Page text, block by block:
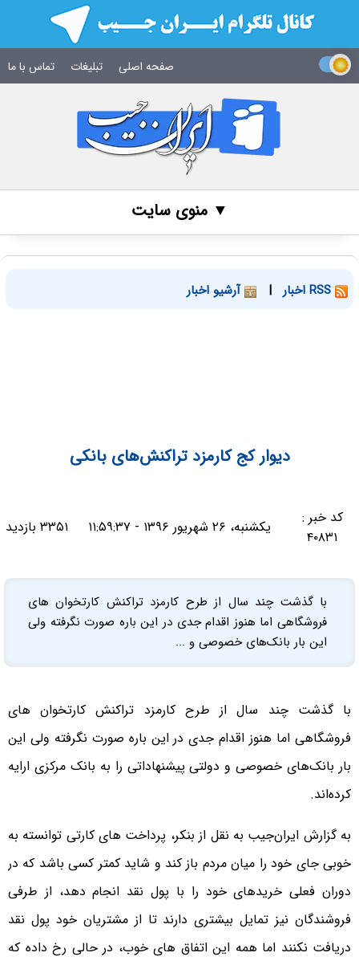
صفحه اصلی تبلیغات تماس با ما
▼ منوی سایت
| آرشیو اخبار
دیوار کج کارمزد تراکنش‌های بانکی
کد خبر :
۴۰۸۳۱
یکشنبه، ۲۶ شهریور ۱۳۹۶ - ۱۱:۵۹:۳۷ ۳۳۵۱ بازدید
با گذشت چند سال از طرح کارمزد تراکنش کارتخوان های
فروشگاهی اما هنوز اقدام جدی در این باره صورت نگرفته ولی
این بار بانک‌های خصوصی و ...
با گذشت چند سال از طرح کارمزد تراکنش کارتخوان های
فروشگاهی اما هنوز اقدام جدی در این باره صورت نگرفته ولی این
بار بانک‌های خصوصی و دولتی پیشنهاداتی را به بانک مرکزی ارایه
کرده‌اند.
به گزارش ایران‌جیب به نقل از بنکر، پرداخت های کارتی توانسته به
خوبی جای خود را میان مردم باز کند و شاید کمتر کسی باشد که در
دوران فعلی خریدهای خود را با پول نقد انجام دهد، از طرفی
فروشندگان نیز تمایل بیشتری دارند تا از مشتریان خود پول نقد
دریافت نکنند اما همه این اتفاق های خوب، در حالی رخ داده که